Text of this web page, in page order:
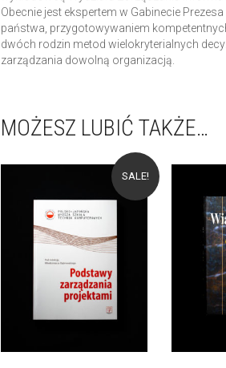
Obecnie jest ekspertem w Gabinecie
państwa, przygotowywaniem
dwóch rodzin metod wielokryterialnych
zarządzania dowolną organizacją.
MOŻESZ LUBIĆ TAKŻE…
SALE!